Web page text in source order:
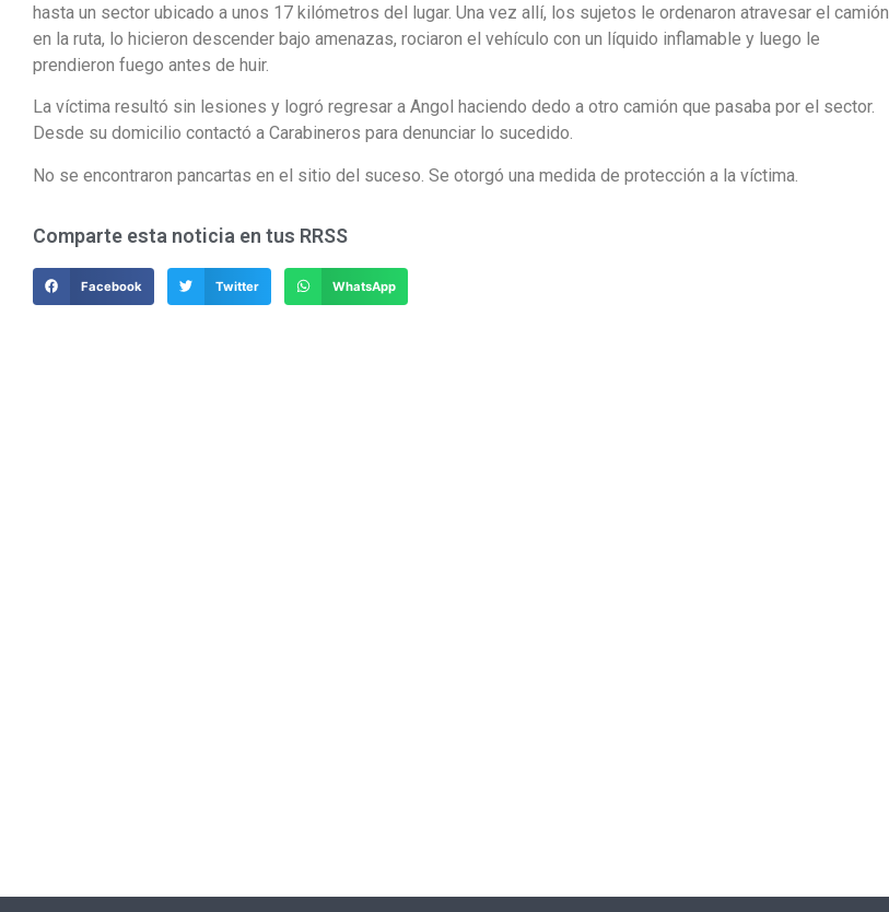
hasta un sector ubicado a unos 17 kilómetros del lugar. Una vez allí, los sujetos le ordenaron atravesar el camión
en la ruta, lo hicieron descender bajo amenazas, rociaron el vehículo con un líquido inflamable y luego le
prendieron fuego antes de huir.
La víctima resultó sin lesiones y logró regresar a Angol haciendo dedo a otro camión que pasaba por el sector.
Desde su domicilio contactó a Carabineros para denunciar lo sucedido.
No se encontraron pancartas en el sitio del suceso. Se otorgó una medida de protección a la víctima.
Comparte esta noticia en tus RRSS
Facebook Twitter WhatsApp